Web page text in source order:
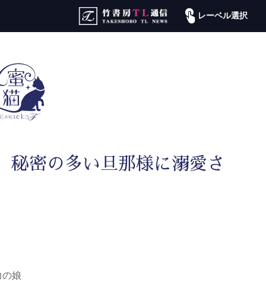
レーベル選択
秘密の多い旦那様に溺愛さ
娘